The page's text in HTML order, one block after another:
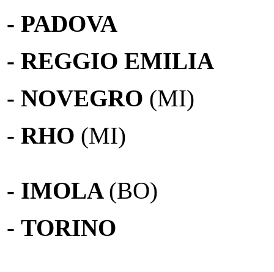
- PADOVA
- REGGIO EMILIA
- NOVEGRO (MI)
- RHO (MI)
- IMOLA (BO)
- TORINO